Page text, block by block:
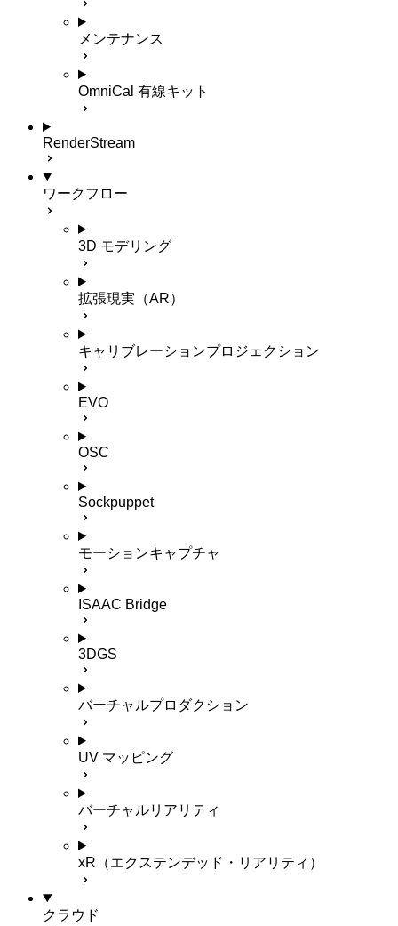
メンテナンス
OmniCal 有線キット
RenderStream
ワークフロー
3D モデリング
拡張現実（AR）
キャリブレーションプロジェクション
EVO
OSC
Sockpuppet
モーションキャプチャ
ISAAC Bridge
3DGS
バーチャルプロダクション
UV マッピング
バーチャルリアリティ
xR（エクステンデッド・リアリティ）
クラウド